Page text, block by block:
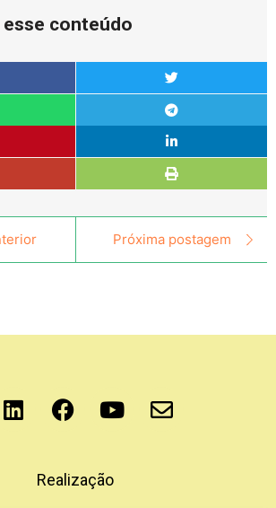
conteúdo
Próxima postagem
Realização